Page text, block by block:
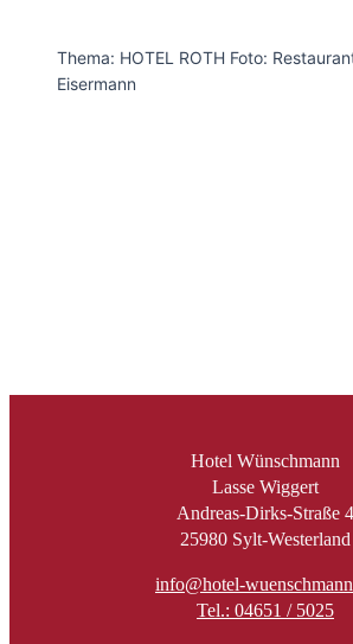
Thema: HOTEL ROTH Foto:
Eisermann
Hotel Wünschmann
Lasse Wiggert
Andreas-Dirks-Straße 4
25980 Sylt-Westerland
info@hotel-
Tel.: 04651 / 5025